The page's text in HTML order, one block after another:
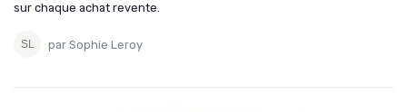
sur chaque achat revente.
par Sophie Leroy